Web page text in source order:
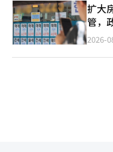
扩大
管，
2026-